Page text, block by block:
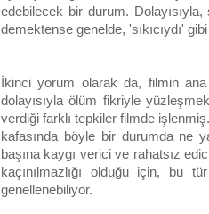
edebilecek bir durum.
demektense genelde, 'sıkıcıydı'
İkinci yorum olarak da, filmin ana
dolayısıyla ölüm fikriyle
verdiği farklı tepkiler filmde
kafasında böyle bir durumda ne
başına kaygı verici ve rahatsız
kaçınılmazlığı olduğu için, bu
genellenebiliyor.